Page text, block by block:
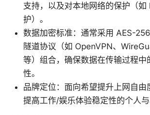
支持，以及对本地网络的保护（如
护）。
数据加密标准：通常采用 AES-
隧道协议（如 OpenVPN、
等）组合，确保数据在传输过程中
性。
品牌定位：面向希望提升上网自由
提高工作/娱乐体验稳定性的个人与